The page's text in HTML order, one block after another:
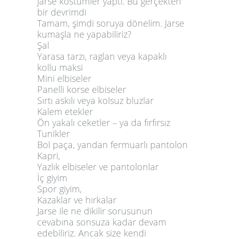
bir devrimdi
Tamam, şimdi soruya dönelim. Jarse
kumaşla ne yapabiliriz?
Şal
Yarasa tarzı, raglan veya kapaklı
kollu maksi
Mini elbiseler
Panelli korse elbiseler
Sırtı askılı veya kolsuz bluzlar
Kalem etekler
Ön yakalı ceketler – ya da fırfırsız
Tunikler
Bol paça, yandan fermuarlı pantolon
Kapri,
Yazlık elbiseler ve pantolonlar
İç giyim
Spor giyim,
Kazaklar ve hırkalar
Jarse ile ne dikilir sorusunun
cevabına sonsuza kadar devam
edebiliriz. Ancak size kendi